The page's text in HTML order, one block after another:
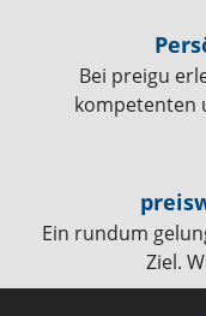
Bei preigu
kompetenten
Ein rundum
Ziel.